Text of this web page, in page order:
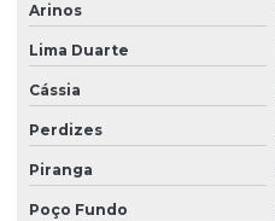
Arinos
Lima Duarte
Cássia
Perdizes
Piranga
Poço Fundo